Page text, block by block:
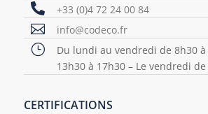
 +33 (0)4 72 24 00 84
 info@codeco.fr
}
Du lundi au vendredi de 8h30 à
13h30 à 17h30 – Le vendredi
CERTIFICATIONS